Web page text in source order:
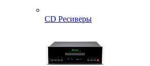
CD Ресиверы